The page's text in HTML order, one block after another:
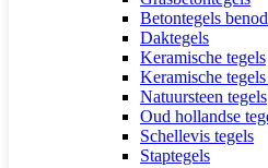
Betontegels
Daktegels
Keramische tegels
Keramische
Natuursteen tegels
Oud hollandse
Schellevis tegels
Staptegels